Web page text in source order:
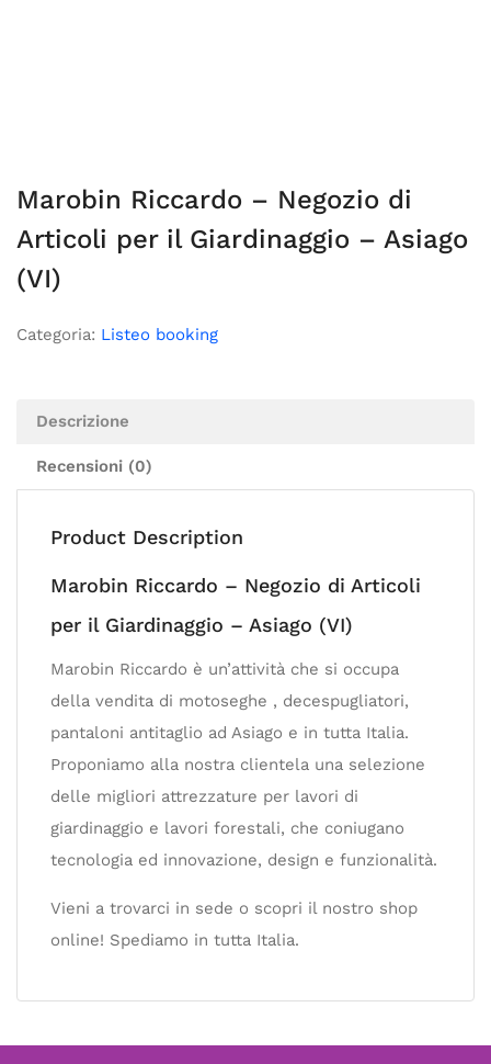
Marobin Riccardo – Negozio di
Articoli per il Giardinaggio – Asiago
(VI)
Categoria: Listeo booking
Descrizione
Recensioni (0)
Product Description
Marobin Riccardo – Negozio di Articoli
per il Giardinaggio – Asiago (VI)
Marobin Riccardo è un’attività che si occupa
della vendita di motoseghe , decespugliatori,
pantaloni antitaglio ad Asiago e in tutta Italia.
Proponiamo alla nostra clientela una selezione
delle migliori attrezzature per lavori di
giardinaggio e lavori forestali, che coniugano
tecnologia ed innovazione, design e funzionalità.
Vieni a trovarci in sede o scopri il nostro shop
online! Spediamo in tutta Italia.